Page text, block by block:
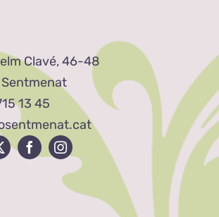
Clavé, 46-48
Sentmenat
13 45